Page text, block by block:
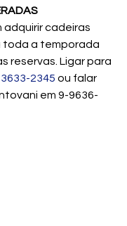
adquirir cadeiras
toda a temporada
reservas. Ligar para
3633-2345 ou falar
em 9-9636-